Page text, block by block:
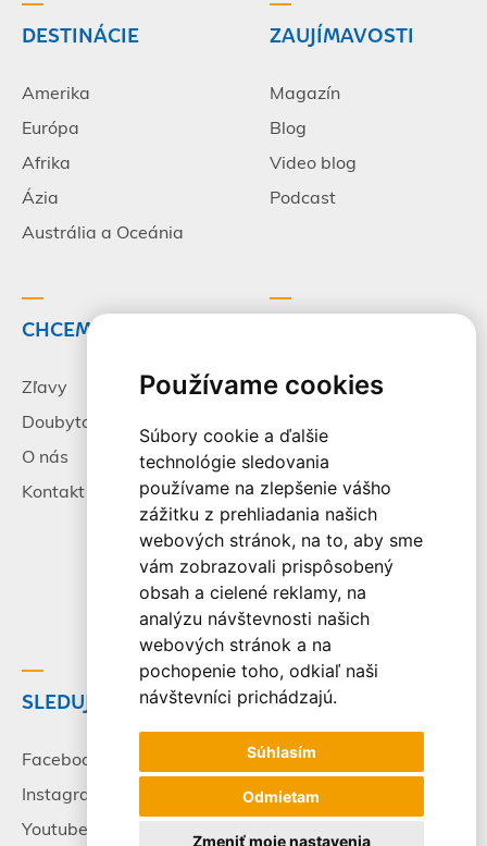
Používame cookies
Súbory cookie a ďalšie
technológie sledovania
používame na zlepšenie vášho
zážitku z prehliadania našich
webových stránok, na to, aby sme
vám zobrazovali prispôsobený
obsah a cielené reklamy, na
analýzu návštevnosti našich
webových stránok a na
pochopenie toho, odkiaľ naši
návštevníci prichádzajú.
Súhlasím
Odmietam
Zmeniť moje nastavenia
DESTINÁCIE
Amerika
Európa
Afrika
Ázia
Austrália a Oceánia
ZAUJÍMAVOSTI
Magazín
Blog
Video blog
Podcast
CHCEM CESTOVAŤ
Zľavy
Doubytovanie
O nás
Kontakt
Pracovné príležitosti
Všeobecné zmluvné
podmienky
Alternatívne riešenie
sporov
Spracovanie osobných
údajov
SLEDUJTE NÁS
Facebook
Instagram
Youtube
Travel, s.r.o. Všetky práva
vyhradené.